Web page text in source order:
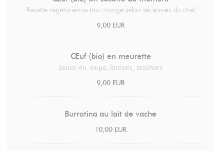
Recette végétarienne qui change selon les envies du chef
9,00 EUR
Œuf (bio) en meurette
Sauce vin rouge, lardons, croûtons
9,00 EUR
Burratina au lait de vache
10,00 EUR